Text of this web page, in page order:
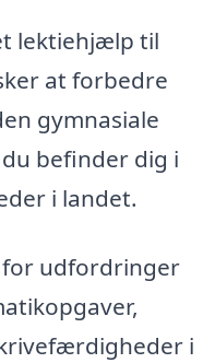
lektiehjælp til
at forbedre
gymnasiale
befinder dig i
i landet.
for udfordringer
i